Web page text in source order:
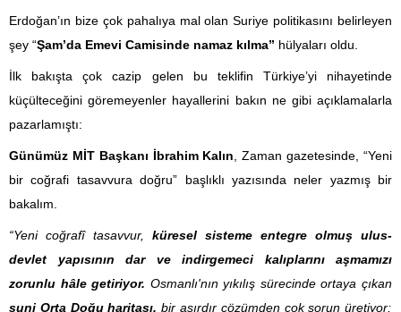
Erdoğan’ın bize çok pahalıya mal olan Suriye politikasını belirleyen
şey “Şam’da Emevi Camisinde namaz kılma” hülyaları oldu.
İlk bakışta çok cazip gelen bu teklifin Türkiye’yi nihayetinde
küçülteceğini göremeyenler hayallerini bakın ne gibi açıklamalarla
pazarlamıştı:
Günümüz MİT Başkanı İbrahim Kalın , Zaman gazetesinde, “Yeni
bir coğrafi tasavvura doğru” başlıklı yazısında neler yazmış bir
bakalım.
“Yeni coğrafî tasavvur, küresel sisteme entegre olmuş ulus-
devlet yapısının dar ve indirgemeci kalıplarını aşmamızı
zorunlu hâle getiriyor. Osmanlı'nın yıkılış sürecinde ortaya çıkan
suni Orta Doğu haritası, bir asırdır çözümden çok sorun üretiyor;